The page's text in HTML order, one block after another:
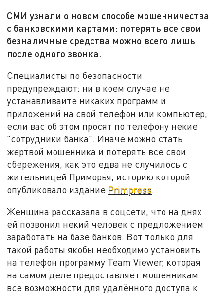
СМИ узнали о новом способе мошенничества
с банковскими картами: потерять все свои
безналичные средства можно всего лишь
после одного звонка.
Специалисты по безопасности
предупреждают: ни в коем случае не
устанавливайте никаких программ и
приложений на свой телефон или компьютер,
если вас об этом просят по телефону некие
"сотрудники банка". Иначе можно стать
жертвой мошенника и потерять все свои
сбережения, как это едва не случилось с
жительницей Приморья, историю которой
опубликовало издание Primpress.
Женщина рассказала в соцсети, что на днях
ей позвонил некий человек с предложением
заработать на базе банков. Вот только для
такой работы якобы необходимо установить
на телефон программу Team Viewer, которая
на самом деле предоставляет мошенникам
все возможности для удалённого доступа к